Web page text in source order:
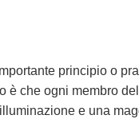
principio o
è che ogni membro
e una